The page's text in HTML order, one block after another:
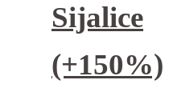
Sijalice
(+150%)